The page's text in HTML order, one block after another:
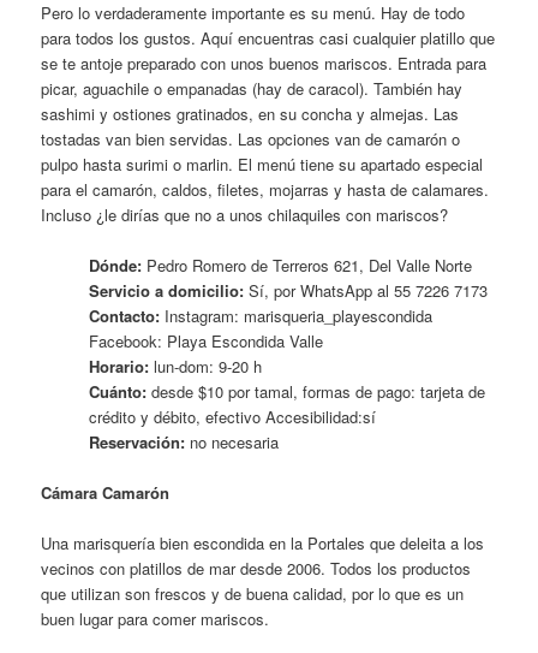
Pero lo verdaderamente importante es su menú. Hay de todo
para todos los gustos. Aquí encuentras casi cualquier platillo que
se te antoje preparado con unos buenos mariscos. Entrada para
picar, aguachile o empanadas (hay de caracol). También hay
sashimi y ostiones gratinados, en su concha y almejas. Las
tostadas van bien servidas. Las opciones van de camarón o
pulpo hasta surimi o marlin. El menú tiene su apartado especial
para el camarón, caldos, filetes, mojarras y hasta de calamares.
Incluso ¿le dirías que no a unos chilaquiles con mariscos?
Dónde: Pedro Romero de Terreros 621, Del Valle Norte
Servicio a domicilio: Sí, por WhatsApp al 55 7226 7173
Contacto: Instagram: marisqueria_playescondida
Facebook: Playa Escondida Valle
Horario: lun-dom: 9-20 h
Cuánto: desde $10 por tamal, formas de pago: tarjeta de
crédito y débito, efectivo Accesibilidad:sí
Reservación: no necesaria
Cámara Camarón
Una marisquería bien escondida en la Portales que deleita a los
vecinos con platillos de mar desde 2006. Todos los productos
que utilizan son frescos y de buena calidad, por lo que es un
buen lugar para comer mariscos.